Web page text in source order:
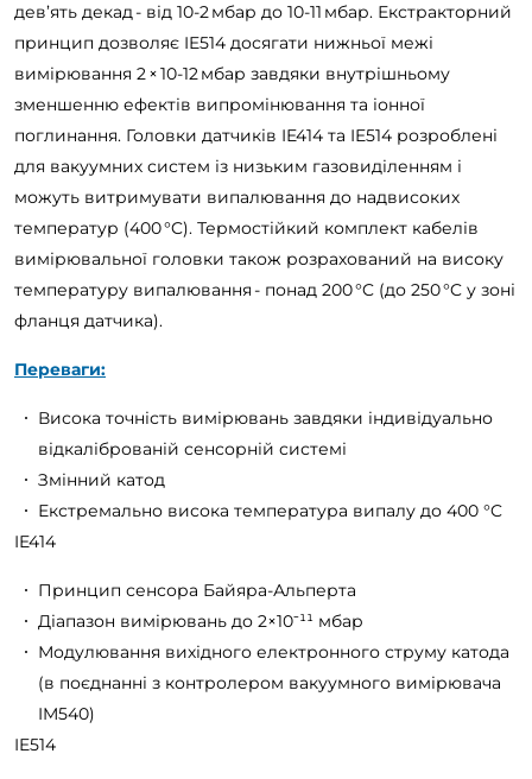
дев’ять декад - від 10‑2мбар до 10‑11 мбар. Екстракторний
принцип дозволяє IE514 досягати нижньої межі
вимірювання 2 × 10‑12мбар завдяки внутрішньому
зменшенню ефектів випромінювання та іонної
поглинання. Головки датчиків IE414 та IE514 розроблені
для вакуумних систем із низьким газовиділенням і
можуть витримувати випалювання до надвисоких
температур (400 °C). Термостійкий комплект кабелів
вимірювальної головки також розрахований на високу
температуру випалювання - понад 200 °C (до 250 °C у зоні
фланця датчика).
Переваги:
Висока точність вимірювань завдяки індивідуально
відкаліброваній сенсорній системі
Змінний катод
Екстремально висока температура випалу до 400 °C
IE414
Принцип сенсора Байяра-Альперта
Діапазон вимірювань до 2×10⁻¹¹ мбар
Модулювання вихідного електронного струму катода
(в поєднанні з контролером вакуумного вимірювача
IM540)
IE514